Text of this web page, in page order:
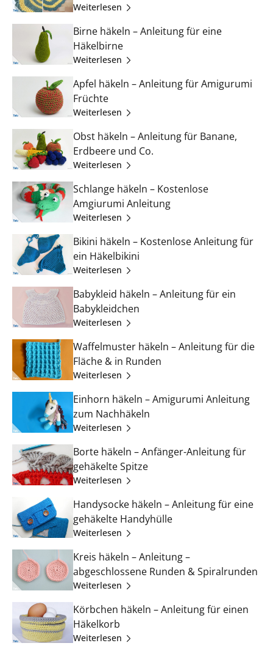
Weiterlesen
Birne häkeln – Anleitung für eine
Häkelbirne
Weiterlesen
Apfel häkeln – Anleitung für Amigurumi
Früchte
Weiterlesen
Obst häkeln – Anleitung für Banane,
Erdbeere und Co.
Weiterlesen
Schlange häkeln – Kostenlose
Amgiurumi Anleitung
Weiterlesen
Bikini häkeln – Kostenlose Anleitung für
ein Häkelbikini
Weiterlesen
Babykleid häkeln – Anleitung für ein
Babykleidchen
Weiterlesen
Waffelmuster häkeln – Anleitung für die
Fläche & in Runden
Weiterlesen
Einhorn häkeln – Amigurumi Anleitung
zum Nachhäkeln
Weiterlesen
Borte häkeln – Anfänger-Anleitung für
gehäkelte Spitze
Weiterlesen
Handysocke häkeln – Anleitung für eine
gehäkelte Handyhülle
Weiterlesen
Kreis häkeln – Anleitung –
abgeschlossene Runden & Spiralrunden
Weiterlesen
Körbchen häkeln – Anleitung für einen
Häkelkorb
Weiterlesen